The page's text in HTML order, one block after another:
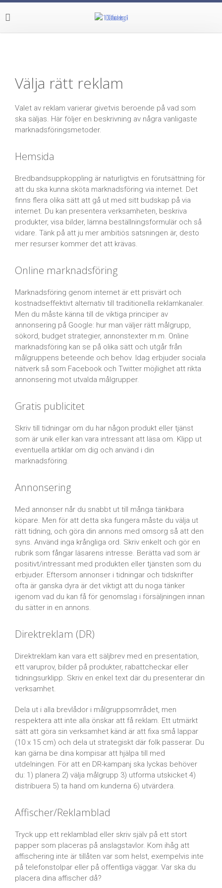
Välja rätt reklam
Valet av reklam varierar givetvis beroende på vad som
ska säljas. Här följer en beskrivning av några vanligaste
marknadsföringsmetoder.
Hemsida
Bredbandsuppkoppling är naturligtvis en förutsättning för
att du ska kunna sköta marknadsföring via internet. Det
finns flera olika sätt att gå ut med sitt budskap på via
internet. Du kan presentera verksamheten, beskriva
produkter, visa bilder, lämna beställningsformulär och så
vidare. Tänk på att ju mer ambitiös satsningen är, desto
mer resurser kommer det att krävas.
Online marknadsföring
Marknadsföring genom internet är ett prisvärt och
kostnadseffektivt alternativ till traditionella reklamkanaler.
Men du måste känna till de viktiga principer av
annonsering på Google: hur man väljer rätt målgrupp,
sökord, budget strategier, annonstexter m.m. Online
marknadsföring kan se på olika sätt och utgår från
målgruppens beteende och behov. Idag erbjuder sociala
nätverk så som Facebook och Twitter möjlighet att rikta
annonsering mot utvalda målgrupper.
Gratis publicitet
Skriv till tidningar om du har någon produkt eller tjänst
som är unik eller kan vara intressant att läsa om. Klipp ut
eventuella artiklar om dig och använd i din
marknadsföring.
Annonsering
Med annonser når du snabbt ut till många tänkbara
köpare. Men för att detta ska fungera måste du välja ut
rätt tidning, och göra din annons med omsorg så att den
syns. Använd inga krångliga ord. Skriv enkelt och gör en
rubrik som fångar läsarens intresse. Berätta vad som är
positivt/intressant med produkten eller tjänsten som du
erbjuder. Eftersom annonser i tidningar och tidskrifter
ofta är ganska dyra är det viktigt att du noga tänker
igenom vad du kan få för genomslag i försäljningen innan
du sätter in en annons.
Direktreklam (DR)
Direktreklam kan vara ett säljbrev med en presentation,
ett varuprov, bilder på produkter, rabattcheckar eller
tidningsurklipp. Skriv en enkel text där du presenterar din
verksamhet.
Dela ut i alla brevlådor i målgruppsområdet, men
respektera att inte alla önskar att få reklam. Ett utmärkt
sätt att göra sin verksamhet känd är att fixa små lappar
(10 x 15 cm) och dela ut strategiskt där folk passerar. Du
kan gärna be dina kompisar att hjälpa till med
utdelningen. För att en DR-kampanj ska lyckas behöver
du: 1) planera 2) välja målgrupp 3) utforma utskicket 4)
distribuera 5) ta hand om kunderna 6) utvärdera.
Affischer/Reklamblad
Tryck upp ett reklamblad eller skriv själv på ett stort
papper som placeras på anslagstavlor. Kom ihåg att
affischering inte är tillåten var som helst, exempelvis inte
på telefonstolpar eller på offentliga väggar. Var ska du
placera dina affischer då?